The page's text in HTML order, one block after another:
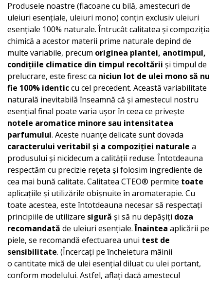
Produsele noastre (flacoane cu bilă, amestecuri de
uleiuri esențiale, uleiuri mono) conțin exclusiv uleiuri
esențiale 100% naturale. Întrucât calitatea și compoziția
chimică a acestor materii prime naturale depind de
multe variabile, precum originea plantei, anotimpul,
condițiile climatice din timpul recoltării și timpul de
prelucrare, este firesc ca niciun lot de ulei mono să nu
fie 100% identiccu cel precedent. Această variabilitate
naturală inevitabilă înseamnă că și amestecul nostru
esențial final poate varia ușor în ceea ce privește
notele aromatice minore sau intensitatea
parfumului. Aceste nuanțe delicate sunt dovada
caracterului veritabil și a compoziției naturale a
produsului și nicidecum a calității reduse. Întotdeauna
respectăm cu precizie rețeta și folosim ingrediente de
cea mai bună calitate. Calitatea CTEO® permite toate
aplicațiile și utilizările obișnuite în aromaterapie. Cu
toate acestea, este întotdeauna necesar să respectați
principiile de utilizare sigură și să nu depășiți doza
recomandată de uleiuri esențiale.Înaintea aplicării pe
piele, se recomandă efectuarea unui test de
sensibilitate. (Încercați pe încheietura mâinii
o cantitate mică de ulei esențial diluat cu ulei portant,
conform modelului. Astfel, aflați dacă amestecul